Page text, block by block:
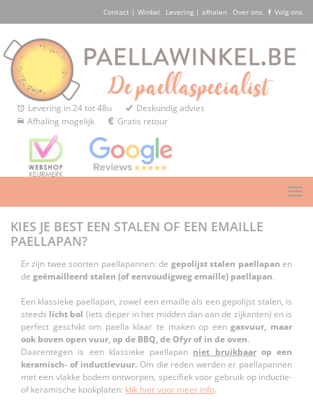
Contact | Winkel Levering | afhalen Over ons Volg ons
Levering in 24 tot 48u
Deskundig advies
Afhaling mogelijk
Gratis retour
KIES JE BEST EEN STALEN OF EEN EMAILLE
PAELLAPAN?
Er zijn twee soorten paellapannen: de gepolijst stalen paellapan en
de geëmailleerd stalen (of eenvoudigweg emaille) paellapan.
Een klassieke paellapan, zowel een emaille als een gepolijst stalen, is
steeds licht bol (iets dieper in het midden dan aan de zijkanten) en is
perfect geschikt om paella klaar te maken op eengasvuur, maar
ook boven open vuur, op de BBQ, de Ofyr of in de oven.
Daarentegen is een klassieke paellapan niet bruikbaarop een
keramisch- of inductievuur. Om die reden werden er paellapannen
met een vlakke bodem ontworpen, specifiek voor gebruik op inductie-
of keramische kookplaten: klik hier voor meer info.